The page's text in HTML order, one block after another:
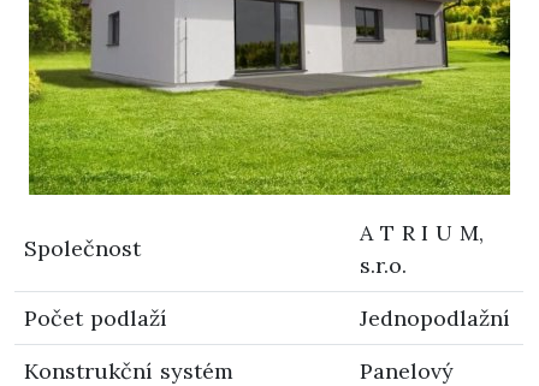
Společnost
A T R I U M,
s.r.o.
Počet podlaží
Jednopodlažní
Konstrukční systém
Panelový